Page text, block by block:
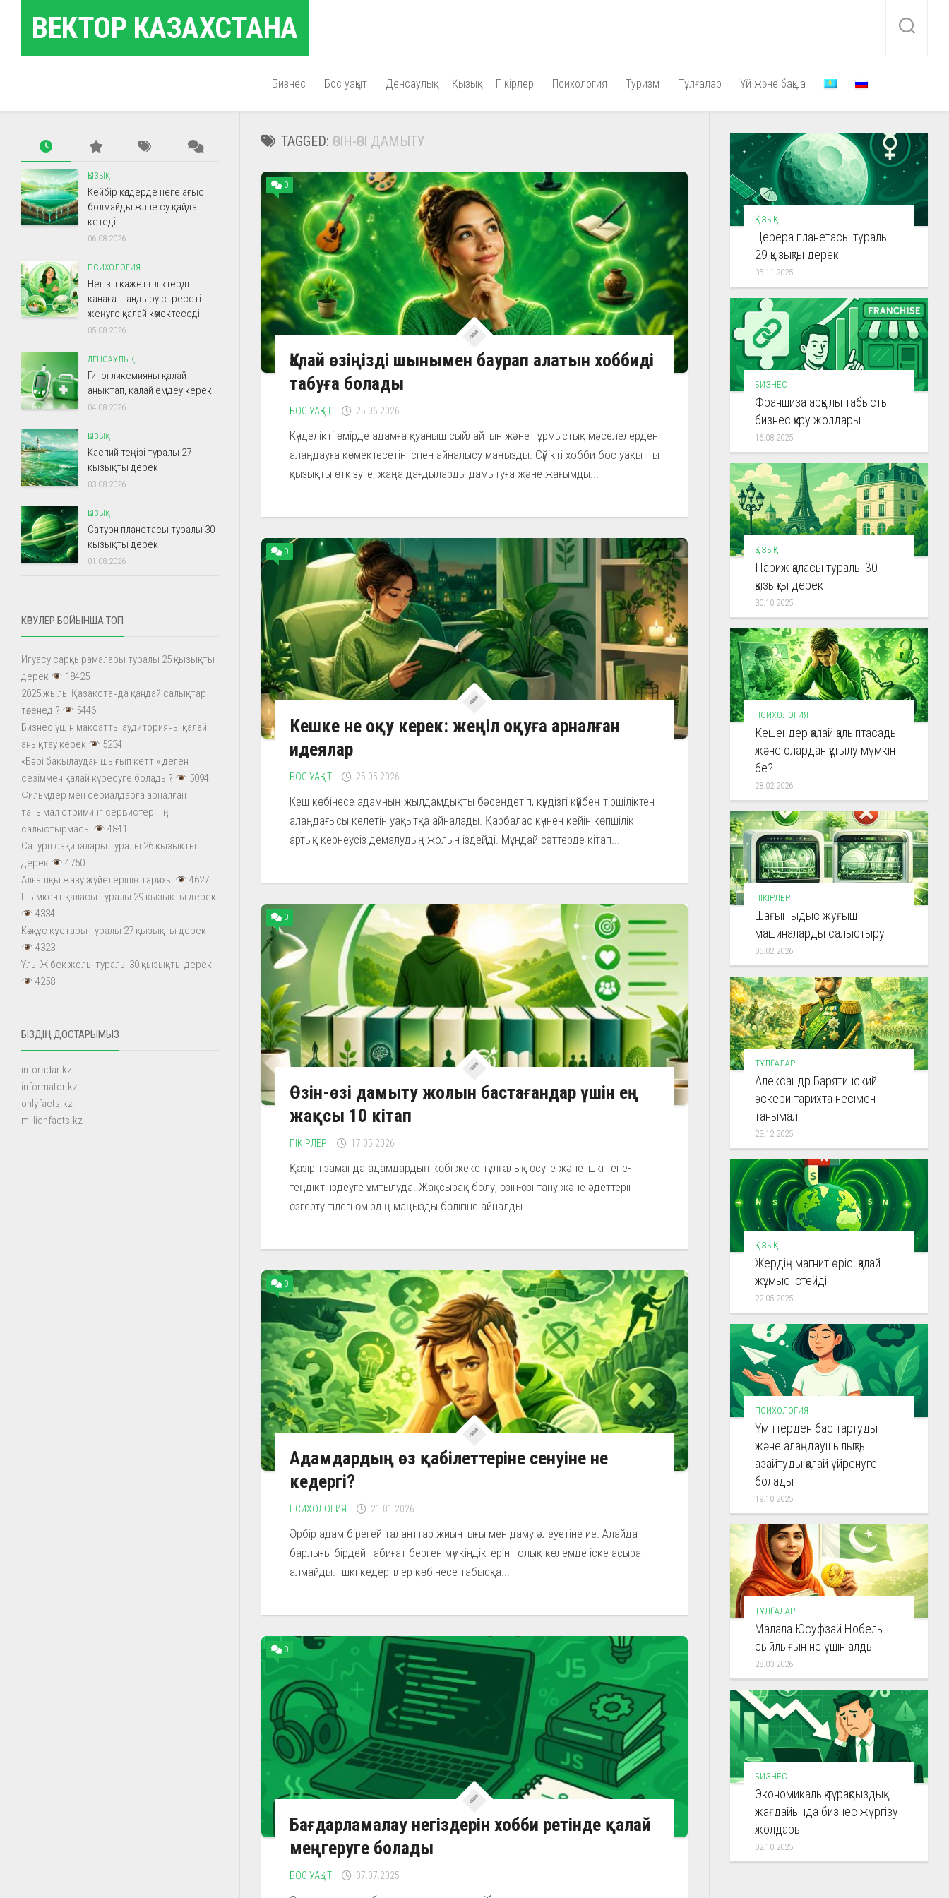
contentВЕКТОР КАЗАХСТАНА
Бизнес Бос уақыт Денсаулық Қызық Пікірлер Психология Туризм Тұлғалар Үй және бақша
TAGGED: ӨЗІН-ӨЗІ ДАМЫТУ
0
Қалай өзіңізді шынымен баурап алатын хоббиді
табуға болады
БОС УАҚЫТ 25.06.2026
Күнделікті өмірде адамға қуаныш сыйлайтын және тұрмыстық мәселелерден
алаңдауға көмектесетін іспен айналысу маңызды. Сүйікті хобби бос уақытты
қызықты өткізуге, жаңа дағдыларды дамытуға және жағымды...
0
Кешке не оқу керек: жеңіл оқуға арналған
идеялар
БОС УАҚЫТ 25.05.2026
Кеш көбінесе адамның жылдамдықты бәсеңдетіп, күндізгі күйбең тіршіліктен
алаңдағысы келетін уақытқа айналады. Қарбалас күннен кейін көпшілік
артық кернеусіз демалудың жолын іздейді. Мұндай сәттерде кітап...
0
Өзін-өзі дамыту жолын бастағандар үшін ең
жақсы 10 кітап
ПІКІРЛЕР 17.05.2026
Қазіргі заманда адамдардың көбі жеке тұлғалық өсуге және ішкі тепе-
теңдікті іздеуге ұмтылуда. Жақсырақ болу, өзін-өзі тану және әдеттерін
өзгерту тілегі өмірдің маңызды бөлігіне айналды....
0
Адамдардың өз қабілеттеріне сенуіне не
кедергі?
ПСИХОЛОГИЯ 21.01.2026
Әрбір адам бірегей таланттар жиынтығы мен даму әлеуетіне ие. Алайда
барлығы бірдей табиғат берген мүмкіндіктерін толық көлемде іске асыра
алмайды. Ішкі кедергілер көбінесе табысқа...
0
Бағдарламалау негіздерін хобби ретінде қалай
меңгеруге болады
БОС УАҚЫТ 07.07.2025
ҚЫЗЫҚ
Кейбір көлдерде неге ағыс
болмайды және су қайда
кетеді
06.08.2026
ПСИХОЛОГИЯ
Негізгі қажеттіліктерді
қанағаттандыру стрессті
жеңуге қалай көмектеседі
05.08.2026
ДЕНСАУЛЫҚ
Гипогликемияны қалай
анықтап, қалай емдеу керек
04.08.2026
ҚЫЗЫҚ
Каспий теңізі туралы 27
қызықты дерек
03.08.2026
ҚЫЗЫҚ
Сатурн планетасы туралы 30
қызықты дерек
01.08.2026
КӨРУЛЕР БОЙЫНША ТОП
Игуасу сарқырамалары туралы 25 қызықты
дерек
18425
2025 жылы Қазақстанда қандай салықтар
төленеді?
5446
Бизнес үшін мақсатты аудиторияны қалай
анықтау керек
5234
«Бәрі бақылаудан шығып кетті» деген
сезіммен қалай күресуге болады?
5094
Фильмдер мен сериалдарға арналған
танымал стриминг сервистерінің
салыстырмасы
4841
Сатурн сақиналары туралы 26 қызықты
дерек
4750
Алғашқы жазу жүйелерінің тарихы
4627
Шымкент қаласы туралы 29 қызықты дерек
4334
Көкқұс құстары туралы 27 қызықты дерек
4323
Ұлы Жібек жолы туралы 30 қызықты дерек
4258
БІЗДІҢ ДОСТАРЫМЫЗ
inforadar.kz
informator.kz
onlyfacts.kz
millionfacts.kz
ҚЫЗЫҚ
Церера планетасы туралы
29 қызықты дерек
05.11.2025
БИЗНЕС
Франшиза арқылы табысты
бизнес құру жолдары
16.08.2025
ҚЫЗЫҚ
Париж қаласы туралы 30
қызықты дерек
30.10.2025
ПСИХОЛОГИЯ
Кешендер қалай қалыптасады
және олардан құтылу мүмкін
бе?
28.02.2026
ПІКІРЛЕР
Шағын ыдыс жуғыш
машиналарды салыстыру
05.02.2026
ТҰЛҒАЛАР
Александр Барятинский
әскери тарихта несімен
танымал
23.12.2025
ҚЫЗЫҚ
Жердің магнит өрісі қалай
жұмыс істейді
22.05.2025
ПСИХОЛОГИЯ
Үміттерден бас тартуды
және алаңдаушылықты
азайтуды қалай үйренуге
болады
19.10.2025
ТҰЛҒАЛАР
Малала Юсуфзай Нобель
сыйлығын не үшін алды
28.03.2026
БИЗНЕС
Экономикалық тұрақсыздық
жағдайында бизнес жүргізу
жолдары
02.10.2025